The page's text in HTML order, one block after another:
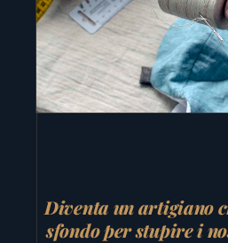
Diventa un artigiano
sfondo per stupire i